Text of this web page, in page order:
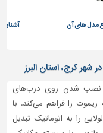
مدل های آن
کرج، استان البرز
نصب شدن روی درب‌های
ریموت را فراهم می‌کند. با
را به اتوماتیک تبدیل